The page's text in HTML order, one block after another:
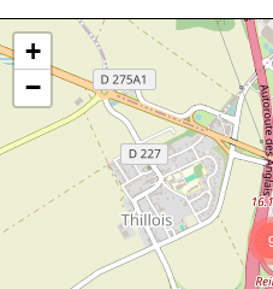
+
−